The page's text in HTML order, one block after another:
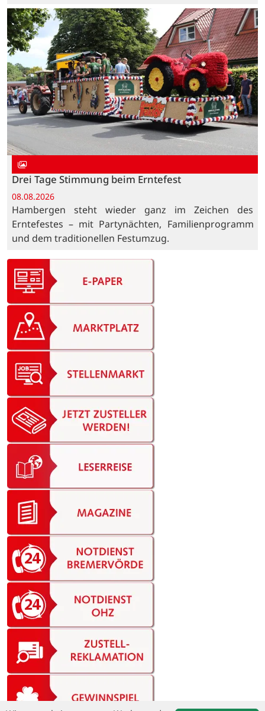
Drei Tage Stimmung beim Erntefest
08.08.2026
Hambergen steht wieder ganz im Zeichen des
Erntefestes – mit Partynächten, Familienprogramm
und dem traditionellen Festumzug.